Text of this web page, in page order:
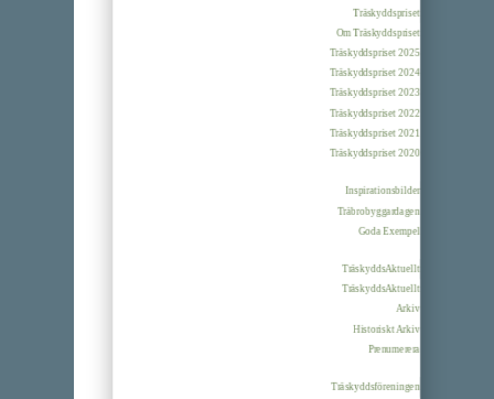
Träskyddspriset
Om Träskyddspriset
Träskyddspriset 2025
Träskyddspriset 2024
Träskyddspriset 2023
Träskyddspriset 2022
Träskyddspriset 2021
Träskyddspriset 2020
Inspirationsbilder
Träbrobyggardagen
Goda Exempel
TräskyddsAktuellt
TräskyddsAktuellt
Arkiv
Historiskt Arkiv
Prenumerera
Träskyddsföreningen